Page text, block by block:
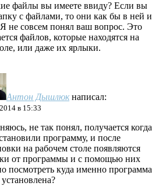
файлы вы имеете ввиду? Если вы
с файлами, то они как бы в ней и
Я не совсем понял ваш вопрос. Это
файлов, которые находятся на
или даже их ярлыки.
Антон Дышлюк написал:
в 15:33
не так понял, получается когда
программу, и после
на рабочем столе появляются
от программы и с помощью них
посмотреть куда именно программа